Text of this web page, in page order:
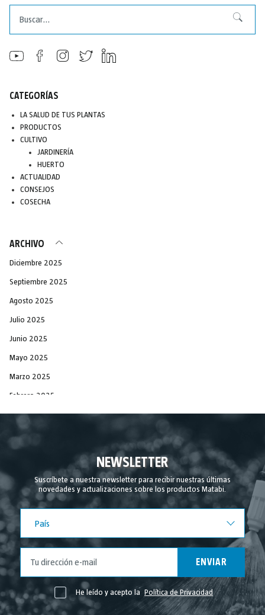
Buscar
CATEGORÍAS
LA SALUD DE TUS PLANTAS
PRODUCTOS
CULTIVO
JARDINERÍA
HUERTO
ACTUALIDAD
CONSEJOS
COSECHA
ARCHIVO
Diciembre 2025
Septiembre 2025
Agosto 2025
Julio 2025
Junio 2025
Mayo 2025
Marzo 2025
Febrero 2025
Diciembre 2024
Agosto 2024
Julio 2024
Junio 2024
Mayo 2024
Abril 2024
Marzo 2024
Febrero 2024
Noviembre 2023
NEWSLETTER
Suscríbete a nuestra newsletter para recibir nuestras últimas
novedades y actualizaciones sobre los productos Matabi.
País
ENVIAR
He leído y acepto la Política de Privacidad